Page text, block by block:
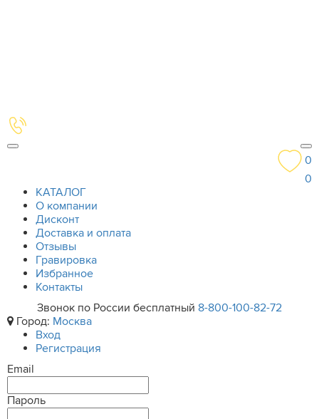
0
0
КАТАЛОГ
О компании
Дисконт
Доставка и оплата
Отзывы
Гравировка
Избранное
Контакты
Звонок по России бесплатный 8-800-100-82-72
Город: Москва
Вход
Регистрация
Email
Пароль